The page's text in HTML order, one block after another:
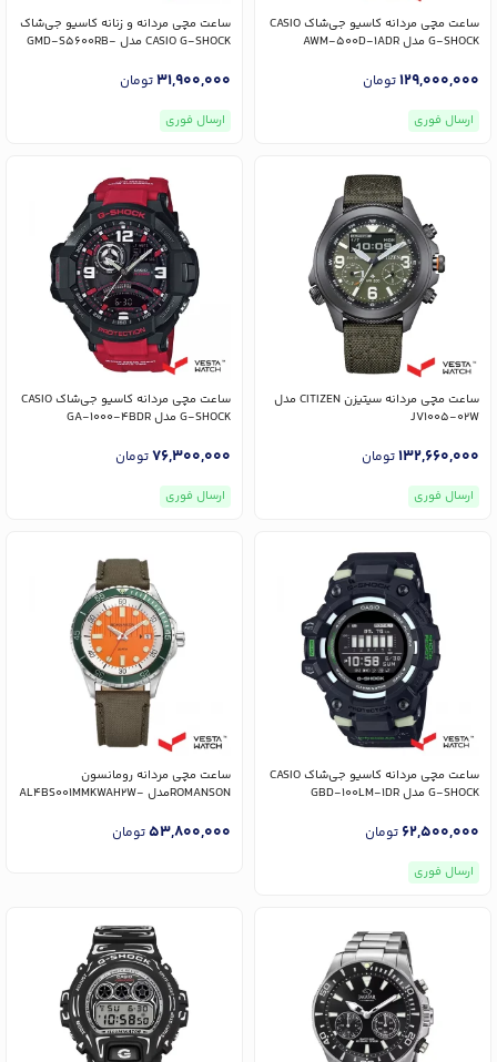
ساعت مچی مردانه کاسیو جی‌شاک CASIO
G-SHOCK مدل AWM-500D-1ADR
129,000,000تومان
ارسال فوری
ساعت مچی مردانه و زنانه کاسیو جی‌شاک
CASIO G-SHOCK مدل GMD-S5600RB-
31,900,000تومان
ارسال فوری
ساعت مچی مردانه سیتیزن CITIZEN مدل
JV1005-02W
132,660,000تومان
ارسال فوری
ساعت مچی مردانه کاسیو جی‌شاک CASIO
G-SHOCK مدل GA-1000-4BDR
76,300,000تومان
ارسال فوری
ساعت مچی مردانه کاسیو جی‌شاک CASIO
G-SHOCK مدل GBD-100LM-1DR
62,500,000 تومان
ارسال فوری
ساعت مچی مردانه رومانسون
ROMANSONمدل AL4BS001MMKWAH2W-
53,800,000تومان